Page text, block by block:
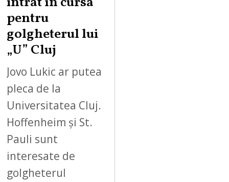
pentru
golgheterul lui
„U” Cluj
Jovo Lukic ar putea
pleca de la
Universitatea Cluj.
Hoffenheim și St.
Pauli sunt
interesate de
golgheterul